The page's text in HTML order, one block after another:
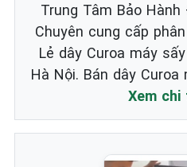
Trung Tâm Bảo Hành
Chuyên cung cấp
Lẻ dây Curoa máy
Hà Nội. Bán dây
Xem chi